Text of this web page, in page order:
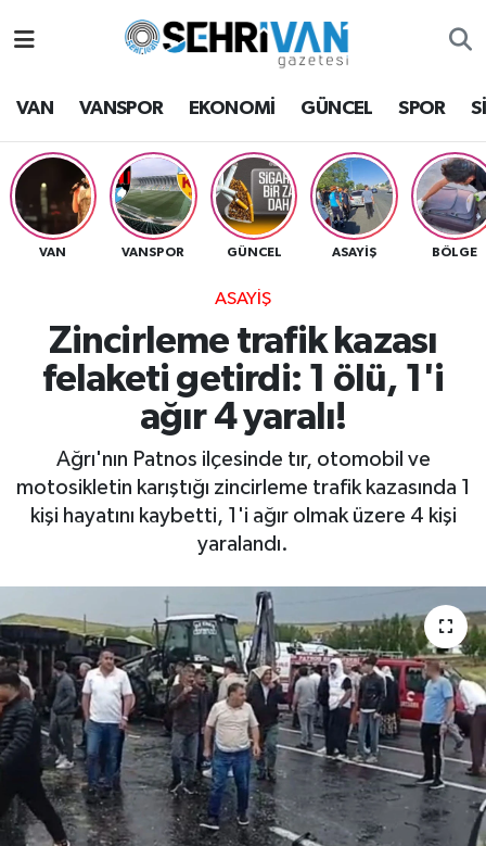
VAN VANSPOR EKONOMİ GÜNCEL SPOR
VAN VANSPOR GÜNCEL ASAYİŞ BÖLGE
ASAYİŞ
Zincirleme trafik kazası
felaketi getirdi: 1 ölü, 1'i
ağır 4 yaralı!
Ağrı'nın Patnos ilçesinde tır, otomobil ve
motosikletin karıştığı zincirleme trafik kazasında 1
kişi hayatını kaybetti, 1'i ağır olmak üzere 4 kişi
yaralandı.
Van Hava Durumu
VAN Namaz Vakitleri
Van Trafik Yoğunluk Haritası
Süper Lig Puan Durumu ve Fikstür
Tüm Manşetler
Son Dakika Haberleri
Haber Arşivi